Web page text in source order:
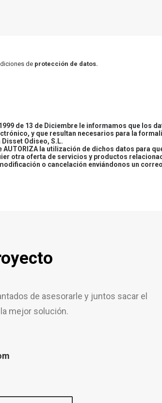
de protección de datos.
de 13 de Diciembre le informamos que los
y que resultan necesarios para la
Odiseo, S.L.
la utilización de dichos datos para
otra oferta de servicios y productos
o cancelación enviándonos un
de asesorarle y juntos sacar el
mejor solución.